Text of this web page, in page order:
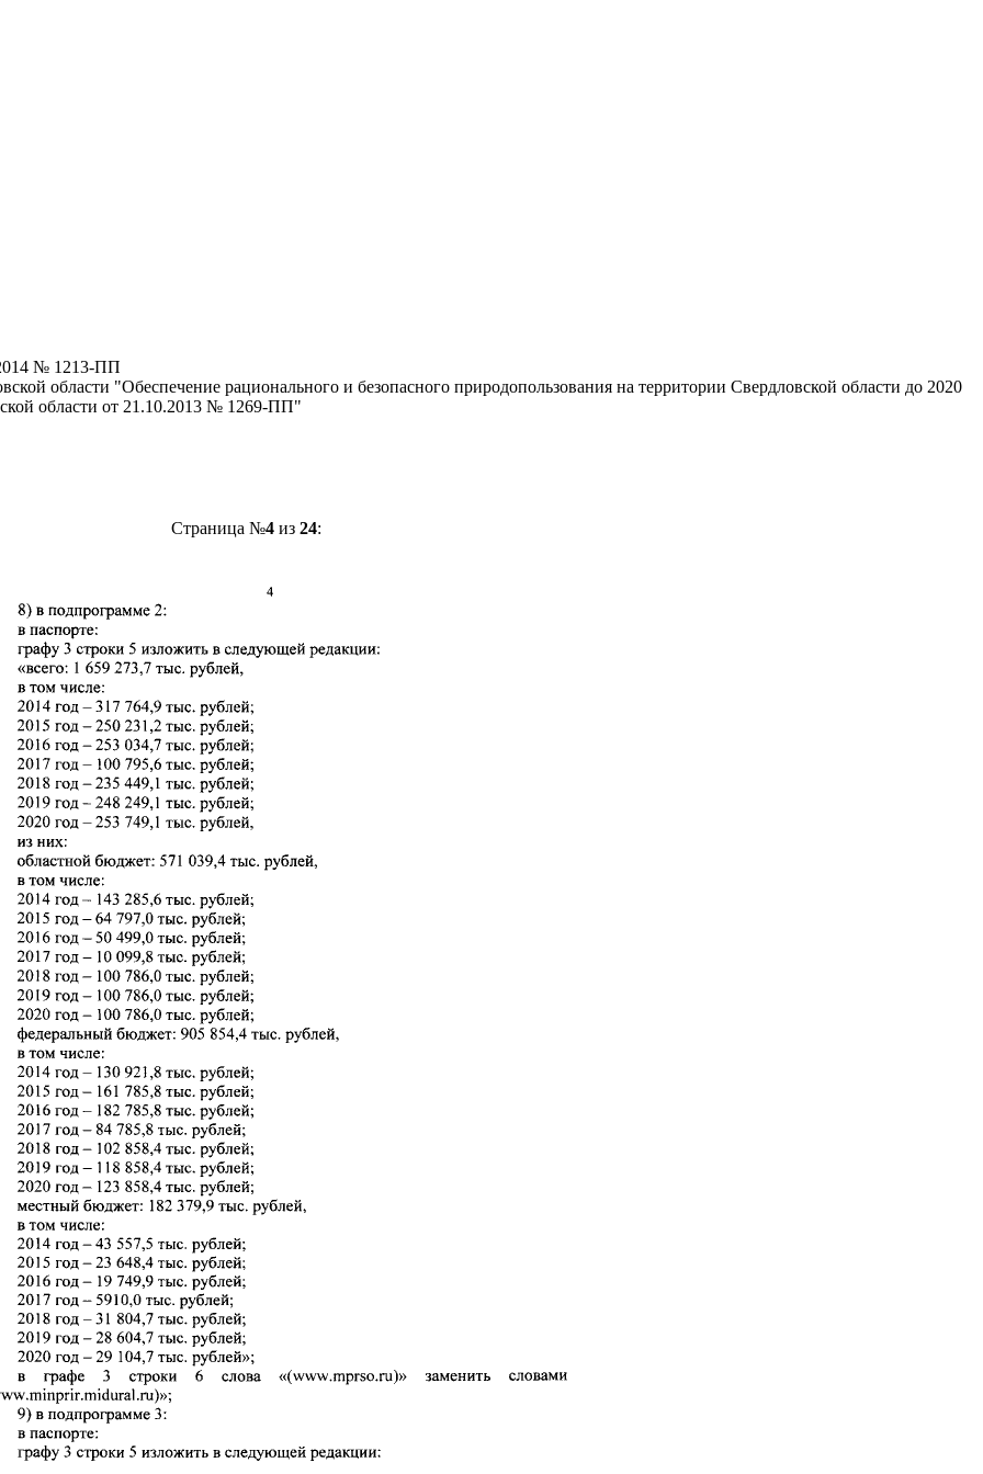
№ 1213-ПП
области "Обеспечение рационального и безопасного природопользования на территории Свердловской области до 2020
области от 21.10.2013 № 1269-ПП"
Страница №4из 24: